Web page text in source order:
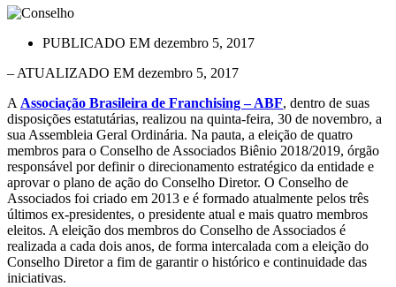
PUBLICADO EM dezembro 5, 2017
– ATUALIZADO EM dezembro 5, 2017
A Associação Brasileira de Franchising – ABF, dentro de suas
disposições estatutárias, realizou na quinta-feira, 30 de novembro, a
sua Assembleia Geral Ordinária. Na pauta, a eleição de quatro
membros para o Conselho de Associados Biênio 2018/2019, órgão
responsável por definir o direcionamento estratégico da entidade e
aprovar o plano de ação do Conselho Diretor. O Conselho de
Associados foi criado em 2013 e é formado atualmente pelos três
últimos ex-presidentes, o presidente atual e mais quatro membros
eleitos. A eleição dos membros do Conselho de Associados é
realizada a cada dois anos, de forma intercalada com a eleição do
Conselho Diretor a fim de garantir o histórico e continuidade das
iniciativas.